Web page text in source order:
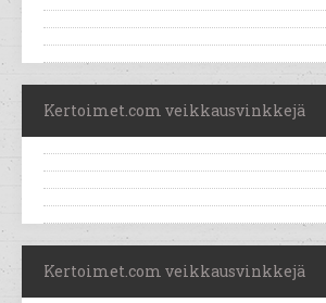
Kertoimet.com veikkausvinkkejä
Kertoimet.com veikkausvinkkejä